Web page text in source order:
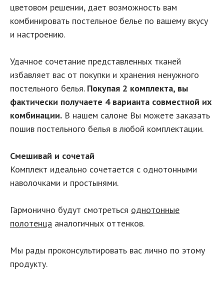
цветовом решении, дает возможность вам
комбинировать постельное белье по вашему вкусу
и настроению.
Удачное сочетание представленных тканей
избавляет вас от покупки и хранения ненужного
постельного белья. Покупая 2 комплекта, вы
фактически получаете 4 варианта совместной их
комбинации. В нашем салоне Вы можете заказать
пошив постельного белья в любой комплектации.
Смешивай и сочетай
Комплект идеально сочетается с однотонными
наволочками и простынями.
Гармонично будут смотреться однотонные
полотенца аналогичных оттенков.
Мы рады проконсультировать вас лично по этому
продукту.